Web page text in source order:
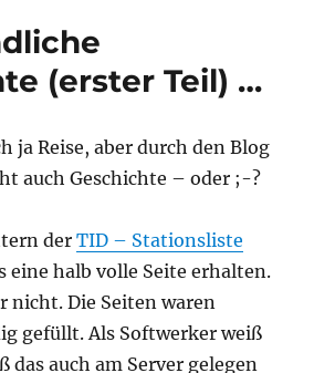
(erster Teil) …
ja Reise, aber durch den Blog
auch Geschichte – oder ;-?
derTID – Stationsliste
eine halb volle Seite erhalten.
nicht. Die Seiten waren
gefüllt. Als Softwerker weiß
das auch am Server gelegen